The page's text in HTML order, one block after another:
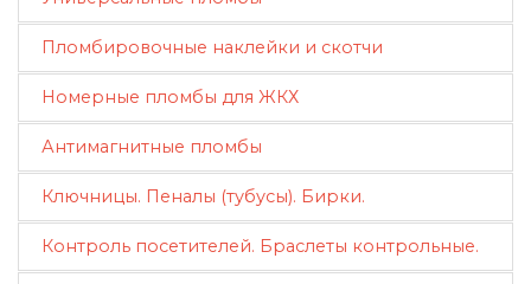
Пломбировочные наклейки и скотчи
Номерные пломбы для ЖКХ
Антимагнитные пломбы
Ключницы. Пеналы (тубусы). Бирки.
Контроль посетителей. Браслеты контрольные.